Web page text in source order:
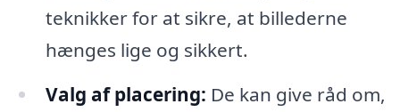
teknikker for at sikre, at billederne
hænges lige og sikkert.
Valg af placering: De kan give råd om,